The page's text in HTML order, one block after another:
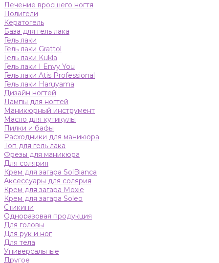
Лечение вросшего ногтя
Полигели
Кератогель
База для гель лака
Гель лаки
Гель лаки Grattol
Гель лаки Kukla
Гель лаки I Envy You
Гель лаки Atis Professional
Гель лаки Haruyama
Дизайн ногтей
Лампы для ногтей
Маникюрный инструмент
Масло для кутикулы
Пилки и бафы
Расходники для маникюра
Топ для гель лака
Фрезы для маникюра
Для солярия
Крем для загара SolBianca
Аксессуары для солярия
Крем для загара Moxie
Крем для загара Soleo
Стикини
Одноразовая продукция
Для головы
Для рук и ног
Для тела
Универсальные
Другое